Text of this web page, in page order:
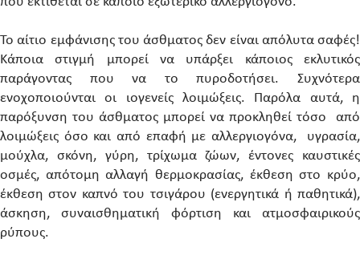
Το αίτιο εμφάνισης του άσθματος δεν είναι απόλυτα σαφές!
Κάποια στιγμή μπορεί να υπάρξει κάποιος εκλυτικός
παράγοντας που να το πυροδοτήσει. Συχνότερα
ενοχοποιούνται οι ιογενείς λοιμώξεις. Παρόλα αυτά, η
παρόξυνση του άσθματος μπορεί να προκληθεί τόσο από
λοιμώξεις όσο και από επαφή με αλλεργιογόνα, υγρασία,
μούχλα, σκόνη, γύρη, τρίχωμα ζώων, έντονες καυστικές
οσμές, απότομη αλλαγή θερμοκρασίας, έκθεση στο κρύο,
έκθεση στον καπνό του τσιγάρου (ενεργητικά ή παθητικά),
άσκηση, συναισθηματική φόρτιση και ατμοσφαιρικούς
ρύπους.